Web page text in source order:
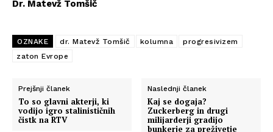
Dr. Matevž Tomšič
OZNAKE dr. Matevž Tomšič kolumna
progresivizem
zaton Evrope
Prejšnji članek
To so glavni akterji, ki
vodijo igro stalinističnih
čistk na RTV
Naslednji članek
Kaj se dogaja?
Zuckerberg in drugi
milijarderji gradijo
bunkerje za preživetje